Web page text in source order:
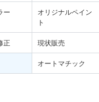
ー
オリジナルペイン
ト
正 現状販売
オートマチック